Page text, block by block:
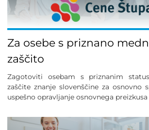
Za osebe s priznano
zaščito
Zagotoviti osebam s priznanim
zaščite znanje slovenščine za osnovno
uspešno opravljanje osnovnega preizkusa